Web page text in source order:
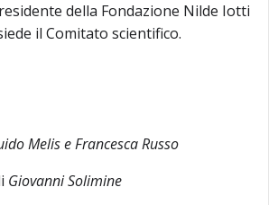
della Fondazione Nilde Iotti
il Comitato scientifico.
Melis e Francesca Russo
Giovanni Solimine